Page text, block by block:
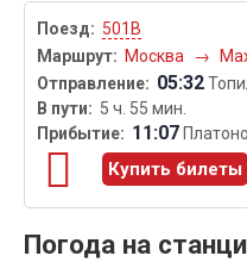
501В
Москва
→
05:32
5 ч. 55 мин.
11:07
Купить билеты
Погода на